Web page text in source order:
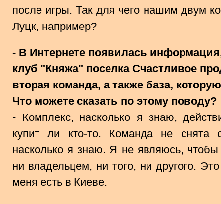
после игры. Так для чего нашим двум
Луцк, например?
- В Интернете появилась
клуб "Княжа" поселка Счастливое
вторая команда, а также база,
Что можете сказать по этому поводу?
- Комплекс, насколько я знаю,
купит ли кто-то. Команда не снята
насколько я знаю. Я не являюсь,
ни владельцем, ни того, ни другого.
меня есть в Киеве.